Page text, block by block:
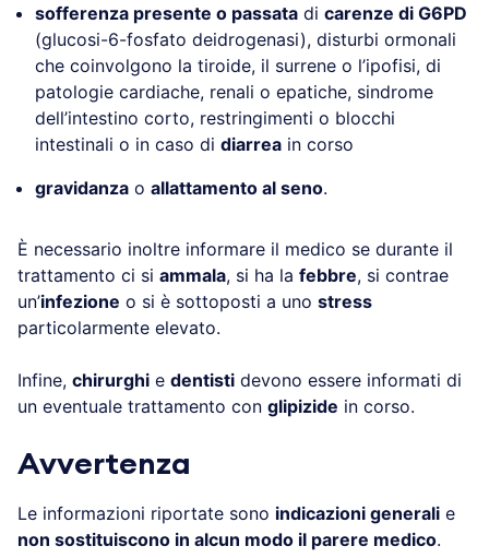
sofferenza presente o passata di carenze di G6PD
(glucosi-6-fosfato deidrogenasi), disturbi ormonali
che coinvolgono la tiroide, il surrene o l’ipofisi, di
patologie cardiache, renali o epatiche, sindrome
dell’intestino corto, restringimenti o blocchi
intestinali o in caso di diarrea in corso
gravidanza o allattamento al seno.
È necessario inoltre informare il medico se durante il
trattamento ci si ammala, si ha la febbre, si contrae
un’infezione o si è sottoposti a uno stress
particolarmente elevato.
Infine, chirurghi e dentisti devono essere informati di
un eventuale trattamento con glipizide in corso.
Avvertenza
Le informazioni riportate sono indicazioni generali e
non sostituiscono in alcun modo il parere medico.